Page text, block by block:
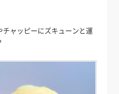
ャッピーにズキューンと運